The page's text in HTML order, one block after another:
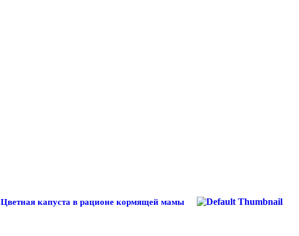
Цветная капуста в рационе кормящей мамы